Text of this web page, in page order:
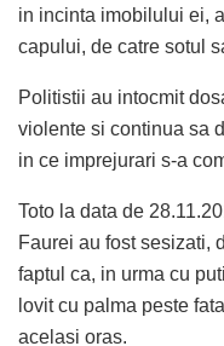
in incinta imobilului ei,
capului, de catre sotul
Politistii au intocmit
violente si continua sa
in ce imprejurari s-a
Toto la data de
Faurei au fost sesizati,
faptul ca, in urma cu
lovit cu palma peste
acelasi oras.